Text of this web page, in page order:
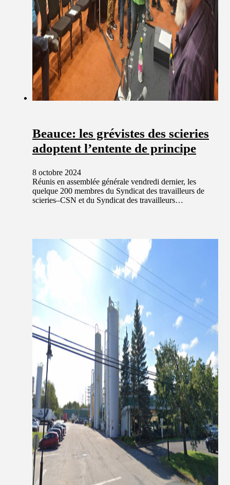
Beauce: les grévistes des scieries
adoptent l’entente de principe
8 octobre 2024
Réunis en assemblée générale vendredi dernier, les
quelque 200 membres du Syndicat des travailleurs de
scieries–CSN et du Syndicat des travailleurs…